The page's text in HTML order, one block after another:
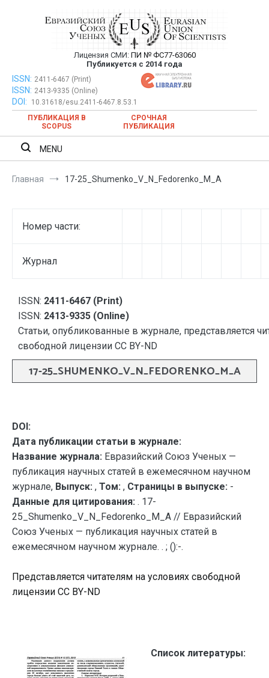
Евразийский Союз Ученых —
публикация научных статей в
ежемесячном научном журнале
Лицензия СМИ: ПИ № ФС77-63060
Публикуется с 2014 года
Евразийский Союз Ученых — публикация научных статей в
ежемесячном научном журнале
ISSN: 2411-6467 (Print)
ISSN: 2413-9335 (Online)
DOI:
10.31618/esu.2411-6467.8.53.1
ПУБЛИКАЦИЯ В
SCOPUS
СРОЧНАЯ
ПУБЛИКАЦИЯ
MENU
Главная 17-25_Shumenko_V_N_Fedorenko_M_A
Номер части:
Журнал
ISSN: 2411-6467 (Print)
ISSN: 2413-9335 (Online)
Статьи, опубликованные в журнале, представляется
свободной лицензии CC BY-ND
17-25_SHUMENKO_V_N_FEDORENKO_M_A
DOI:
Дата публикации статьи в журнале:
Название журнала: Евразийский Союз Ученых —
публикация научных статей в ежемесячном научном
журнале, Выпуск: , Том: , Страницы в выпуске: -
Данные для цитирования: . 17-
25_Shumenko_V_N_Fedorenko_M_A // Евразийский
Союз Ученых — публикация научных статей в
ежемесячном научном журнале. . ; ():-.
Представляется читателям на условиях свободной
лицензии CC BY-ND
Список литературы: